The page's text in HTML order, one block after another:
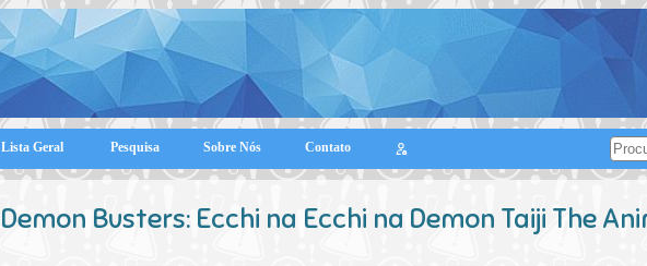
Lista Geral Pesquisa Sobre Nós Contato
Demon Busters: Ecchi na Ecchi na Demon Taiji The